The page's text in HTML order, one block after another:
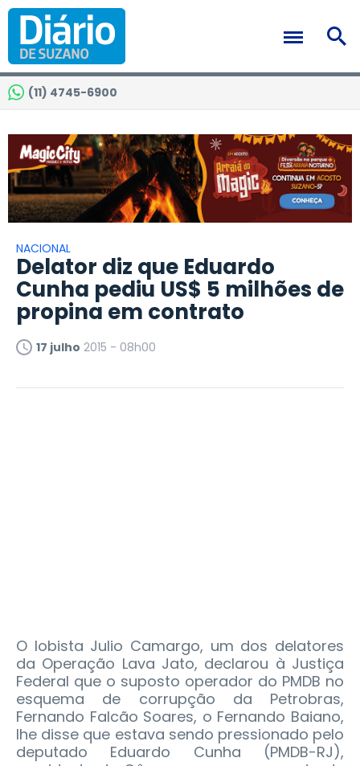
(11) 4745-6900
NACIONAL
Delator diz que Eduardo
Cunha pediu US$ 5 milhões de
propina em contrato
17 julho 2015 - 08h00
O lobista Julio Camargo, um dos delatores
da Operação Lava Jato, declarou à Justiça
Federal que o suposto operador do PMDB no
esquema de corrupção da Petrobras,
Fernando Falcão Soares, o Fernando Baiano,
lhe disse que estava sendo pressionado pelo
deputado Eduardo Cunha (PMDB-RJ),